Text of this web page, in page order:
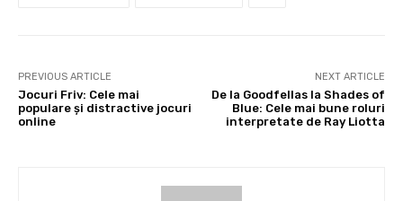
PREVIOUS ARTICLE
Jocuri Friv: Cele mai
populare și distractive jocuri
online
NEXT ARTICLE
De la Goodfellas la Shades of
Blue: Cele mai bune roluri
interpretate de Ray Liotta